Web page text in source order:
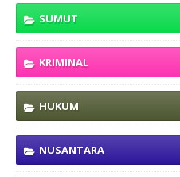
SUMUT
KRIMINAL
HUKUM
NUSANTARA